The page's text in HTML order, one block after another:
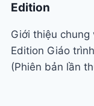
Edition
Giới thiệu chung
Edition Giáo
(Phiên bản lần